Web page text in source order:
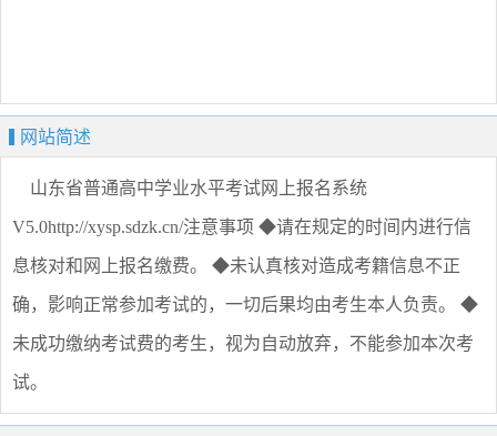
网站简述
山东省普通高中学业水平考试网上报名系统
V5.0http://xysp.sdzk.cn/注意事项 ◆请在规定的时间内进行信
息核对和网上报名缴费。 ◆未认真核对造成考籍信息不正
确，影响正常参加考试的，一切后果均由考生本人负责。 ◆
未成功缴纳考试费的考生，视为自动放弃，不能参加本次考
试。